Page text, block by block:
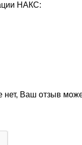
НАКС:
нет, Ваш отзыв